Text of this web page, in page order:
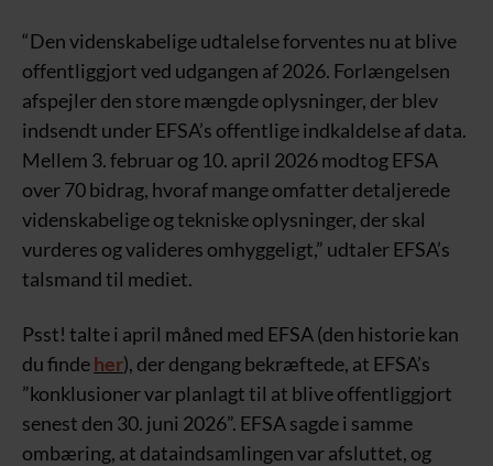
“Den videnskabelige udtalelse forventes nu at blive
offentliggjort ved udgangen af 2026. Forlængelsen
afspejler den store mængde oplysninger, der blev
indsendt under EFSA’s offentlige indkaldelse af data.
Mellem 3. februar og 10. april 2026 modtog EFSA
over 70 bidrag, hvoraf mange omfatter detaljerede
videnskabelige og tekniske oplysninger, der skal
vurderes og valideres omhyggeligt,” udtaler EFSA’s
talsmand til mediet.
Psst! talte i april måned med EFSA (den historie kan
du findeher), der dengang bekræftede, at EFSA’s
”konklusioner var planlagt til at blive offentliggjort
senest den 30. juni 2026”. EFSA sagde i samme
ombæring, at dataindsamlingen var afsluttet, og